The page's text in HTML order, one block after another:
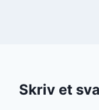
Skriv et